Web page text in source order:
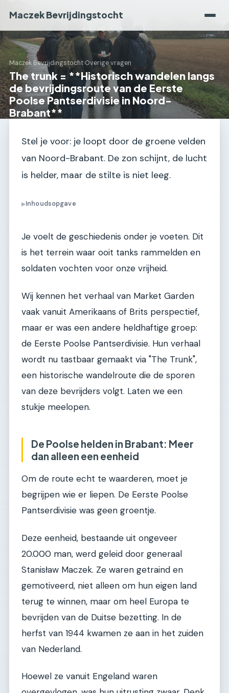
Maczek Bevrijdingstocht
Maczek Bevrijdingstocht›Overige vragen
The trunk = **Historisch wandelen langs
de bevrijdingsroute van de Eerste
Poolse Pantserdivisie in Noord-
Brabant**
Stel je voor: je loopt door de groene velden
van Noord-Brabant. De zon schijnt, de lucht
is helder, maar de stilte is niet leeg.
▶Inhoudsopgave
Je voelt de geschiedenis onder je voeten. Dit
is het terrein waar ooit tanks rammelden en
soldaten vochten voor onze vrijheid.
Wij kennen het verhaal van Market Garden
vaak vanuit Amerikaans of Brits perspectief,
maar er was een andere heldhaftige groep:
de Eerste Poolse Pantserdivisie. Hun verhaal
wordt nu tastbaar gemaakt via "The Trunk",
een historische wandelroute die de sporen
van deze bevrijders volgt. Laten we een
stukje meelopen.
De Poolse helden in Brabant: Meer
dan alleen een eenheid
Om de route echt te waarderen, moet je
begrijpen wie er liepen. De Eerste Poolse
Pantserdivisie was geen groentje.
Deze eenheid, bestaande uit ongeveer
20.000 man, werd geleid door generaal
Stanisław Maczek. Ze waren getraind en
gemotiveerd, niet alleen om hun eigen land
terug te winnen, maar om heel Europa te
bevrijden van de Duitse bezetting. In de
herfst van 1944 kwamen ze aan in het zuiden
van Nederland.
Hoewel ze vanuit Engeland waren